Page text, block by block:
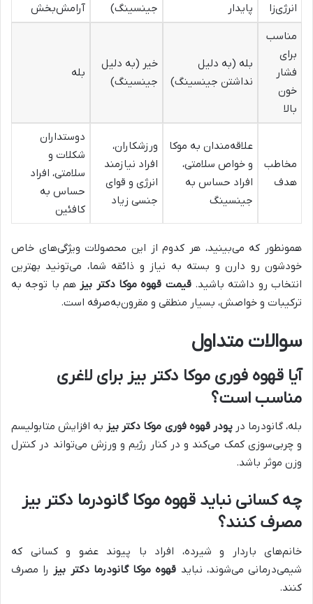
انرژی‌زا
پایدار
جینسینگ)
آرامش‌بخش
مناسب
برای
فشار
خون
بالا
بله (به دلیل
نداشتن جینسینگ)
خیر (به دلیل
جینسینگ)
بله
مخاطب
هدف
علاقه‌مندان به موکا
و خواص سلامتی،
افراد حساس به
جینسینگ
ورزشکاران،
افراد نیازمند
انرژی و قوای
جنسی زیاد
دوستداران
شکلات و
سلامتی، افراد
حساس به
کافئین
همونطور که می‌بینید، هر کدوم از این محصولات ویژگی‌های خاص
خودشون رو دارن و بسته به نیاز و ذائقه شما، می‌تونید بهترین
انتخاب رو داشته باشید.قیمت قهوه موکا دکتر بیز هم با توجه به
ترکیبات و خواصش، بسیار منطقی و مقرون‌به‌صرفه است.
سوالات متداول
آیا قهوه فوری موکا دکتر بیز برای لاغری
مناسب است؟
بله، گانودرما درپودر قهوه فوری موکا دکتر بیز به افزایش متابولیسم
و چربی‌سوزی کمک می‌کند و در کنار رژیم و ورزش می‌تواند در کنترل
وزن موثر باشد.
چه کسانی نباید قهوه موکا گانودرما دکتر بیز
مصرف کنند؟
خانم‌های باردار و شیرده، افراد با پیوند عضو و کسانی که
شیمی‌درمانی می‌شوند، نباید قهوه موکا گانودرما دکتر بیز را مصرف
کنند.